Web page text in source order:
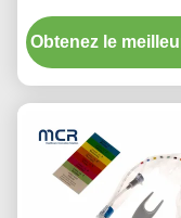
enfant avec
connecteurs en
Obtenez le